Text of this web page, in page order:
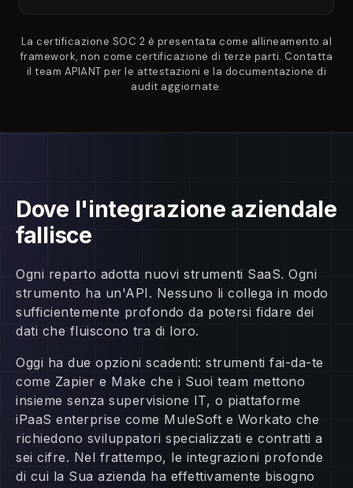
La certificazione SOC 2 è presentata come allineamento al
framework, non come certificazione di terze parti. Contatta
il team APIANT per le attestazioni e la documentazione di
audit aggiornate.
Dove l'integrazione aziendale
fallisce
Ogni reparto adotta nuovi strumenti SaaS. Ogni
strumento ha un'API. Nessuno li collega in modo
sufficientemente profondo da potersi fidare dei
dati che fluiscono tra di loro.
Oggi ha due opzioni scadenti: strumenti fai-da-te
come Zapier e Make che i Suoi team mettono
insieme senza supervisione IT, o piattaforme
iPaaS enterprise come MuleSoft e Workato che
richiedono sviluppatori specializzati e contratti a
sei cifre. Nel frattempo, le integrazioni profonde
di cui la Sua azienda ha effettivamente bisogno